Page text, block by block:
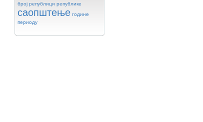
број републици републике
саопштење године
периоду